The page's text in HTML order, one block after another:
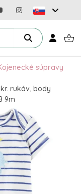
súpravy
rukáv, body
9m